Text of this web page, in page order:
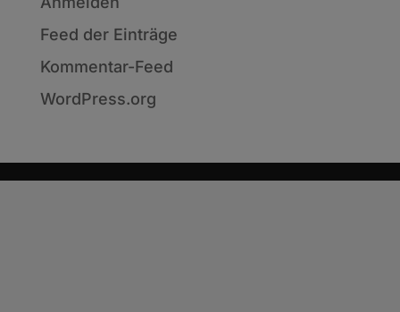
Feed der Einträge
Kommentar-Feed
WordPress.org